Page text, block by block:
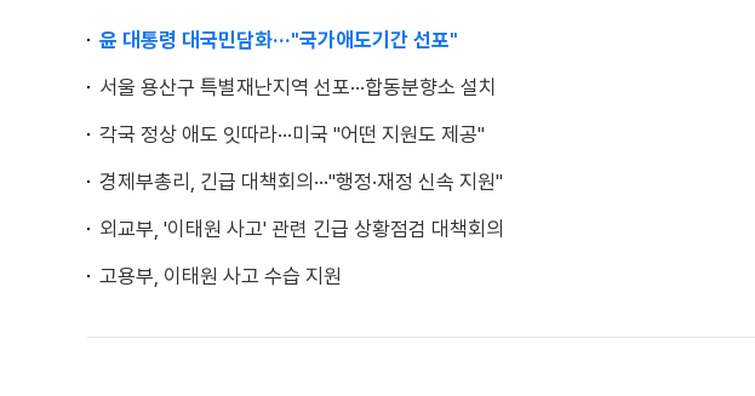
윤 대통령 대국민담화···"국가애도기간 선포"
서울 용산구 특별재난지역 선포···합동분향소 설치
각국 정상 애도 잇따라···미국 "어떤 지원도 제공"
경제부총리, 긴급 대책회의···"행정·재정 신속 지원"
외교부, '이태원 사고' 관련 긴급 상황점검 대책회의
고용부, 이태원 사고 수습 지원